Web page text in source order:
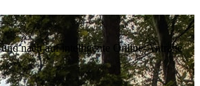
nach auf intelligente Online-Anträge